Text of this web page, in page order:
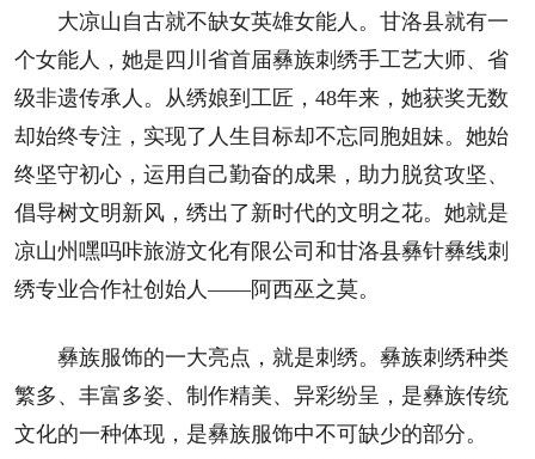
大凉山自古就不缺女英雄女能人。甘洛县就有一
个女能人，她是四川省首届彝族刺绣手工艺大师、省
级非遗传承人。从绣娘到工匠，48年来，她获奖无数
却始终专注，实现了人生目标却不忘同胞姐妹。她始
终坚守初心，运用自己勤奋的成果，助力脱贫攻坚、
倡导树文明新风，绣出了新时代的文明之花。她就是
凉山州嘿吗咔旅游文化有限公司和甘洛县彝针彝线刺
绣专业合作社创始人——阿西巫之莫。
彝族服饰的一大亮点，就是刺绣。彝族刺绣种类
繁多、丰富多姿、制作精美、异彩纷呈，是彝族传统
文化的一种体现，是彝族服饰中不可缺少的部分。